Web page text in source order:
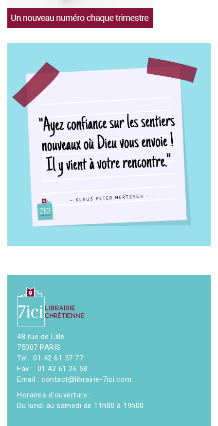
48 rue de Lille
75007 PARIS
Tel : 01 42 61 57 77
Fax : 01 42 61 26 58
Email : contact@librairie-7ici.com
Horaires d'ouverture :
Du lundi au samedi de 11h00 à 19h00